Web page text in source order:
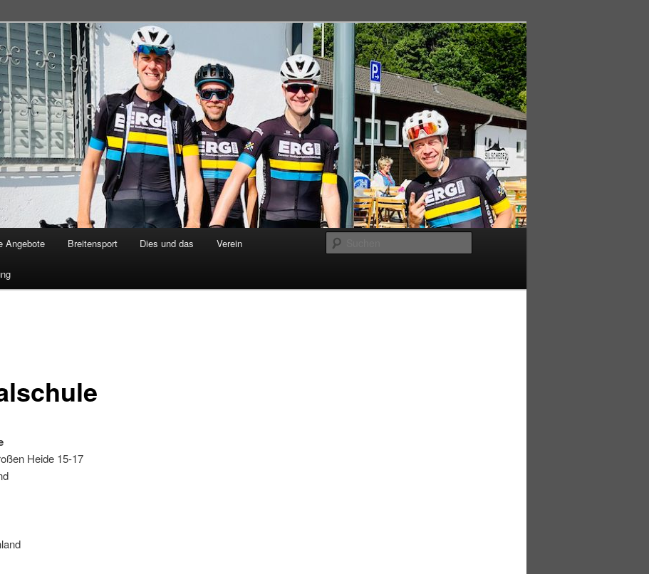
Angebote Breitensport Dies und das Verein
Heide 15-17